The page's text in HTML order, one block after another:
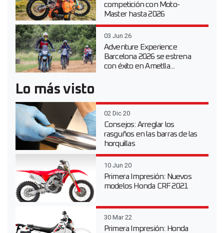
competición con Moto-
Master hasta 2026
03 Jun 26
Adventure Experience
Barcelona 2026 se estrena
con éxito en Ametlla...
Lo más visto
02 Dic 20
Consejos: Arreglar los
rasguños en las barras de las
horquillas
10 Jun 20
Primera Impresión: Nuevos
modelos Honda CRF 2021
30 Mar 22
Primera Impresión: Honda